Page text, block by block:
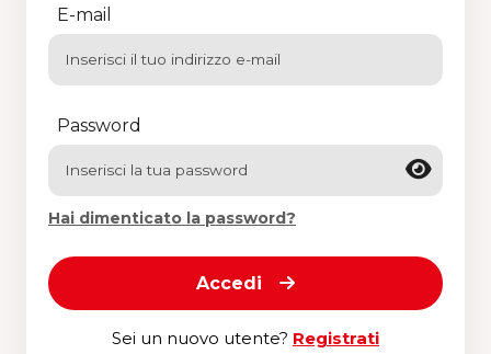
E-mail
Password
Hai dimenticato la password?
Accedi
Sei un nuovo utente? Registrati